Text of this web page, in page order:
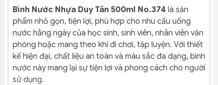
Bình Nước Nhựa Duy Tân 500ml No.374 là sản
phẩm nhỏ gọn, tiện lợi, phù hợp cho nhu cầu uống
nước hằng ngày của học sinh, sinh viên, nhân viên văn
phòng hoặc mang theo khi đi chơi, tập luyện. Với thiết
kế hiện đại, chất liệu an toàn và màu sắc đa dạng, bình
nước này mang lại sự tiện lợi và phong cách cho người
sử dụng.